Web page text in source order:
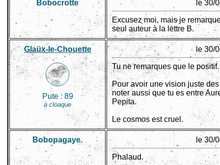
Bobocrotte le 30/
Excusez moi, mais je
seul auteur à la lettre B.
Glaüx-le-Chouette
Pute : 89
à cloaque
le 30/
Tu ne remarques que le positif.
Pour avoir une vision juste
noter aussi que tu es entre
Pepita.
Le cosmos est cruel.
Bobopagaye. le 30/
Phalaud.